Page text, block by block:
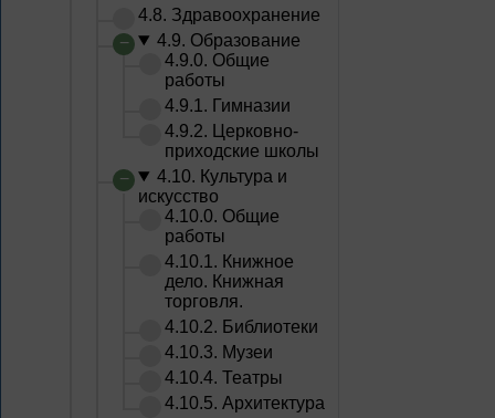
4.8. Здравоохранение
4.9. Образование
4.9.0. Общие
работы
4.9.1. Гимназии
4.9.2. Церковно-
приходские школы
4.10. Культура и
искусство
4.10.0. Общие
работы
4.10.1. Книжное
дело. Книжная
торговля.
4.10.2. Библиотеки
4.10.3. Музеи
4.10.4. Театры
4.10.5. Архитектура